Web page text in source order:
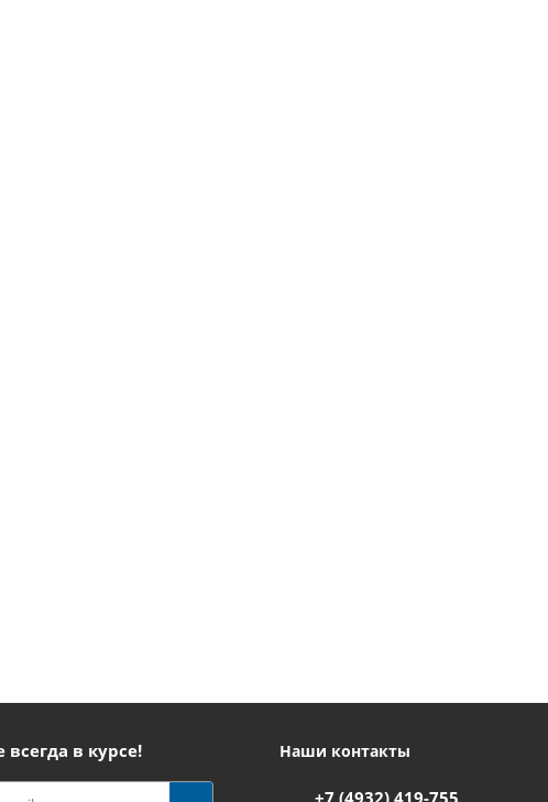
всегда в курсе! Наши контакты